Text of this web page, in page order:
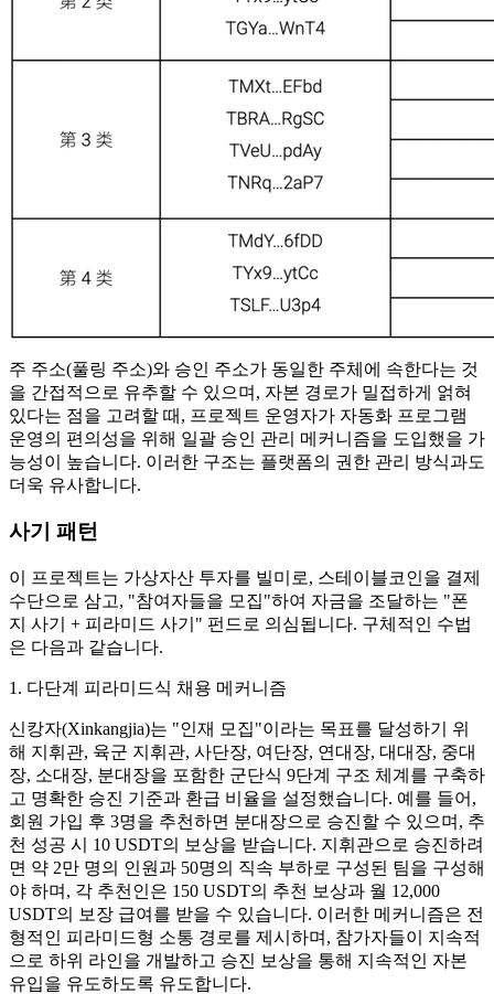
주 주소(풀링 주소)와 승인 주소가 동일한 주체에 속한다는 것
을 간접적으로 유추할 수 있으며, 자본 경로가 밀접하게 얽혀
있다는 점을 고려할 때, 프로젝트 운영자가 자동화 프로그램
운영의 편의성을 위해 일괄 승인 관리 메커니즘을 도입했을 가
능성이 높습니다. 이러한 구조는 플랫폼의 권한 관리 방식과도
더욱 유사합니다.
사기 패턴
이 프로젝트는 가상자산 투자를 빌미로, 스테이블코인을 결제
수단으로 삼고, "참여자들을 모집"하여 자금을 조달하는 "폰
지 사기 + 피라미드 사기" 펀드로 의심됩니다. 구체적인 수법
은 다음과 같습니다.
1. 다단계 피라미드식 채용 메커니즘
신캉자(Xinkangjia)는 "인재 모집"이라는 목표를 달성하기 위
해 지휘관, 육군 지휘관, 사단장, 여단장, 연대장, 대대장, 중대
장, 소대장, 분대장을 포함한 군단식 9단계 구조 체계를 구축하
고 명확한 승진 기준과 환급 비율을 설정했습니다. 예를 들어,
회원 가입 후 3명을 추천하면 분대장으로 승진할 수 있으며, 추
천 성공 시 10 USDT의 보상을 받습니다. 지휘관으로 승진하려
면 약 2만 명의 인원과 50명의 직속 부하로 구성된 팀을 구성해
야 하며, 각 추천인은 150 USDT의 추천 보상과 월 12,000
USDT의 보장 급여를 받을 수 있습니다. 이러한 메커니즘은 전
형적인 피라미드형 소통 경로를 제시하며, 참가자들이 지속적
으로 하위 라인을 개발하고 승진 보상을 통해 지속적인 자본
유입을 유도하도록 유도합니다.